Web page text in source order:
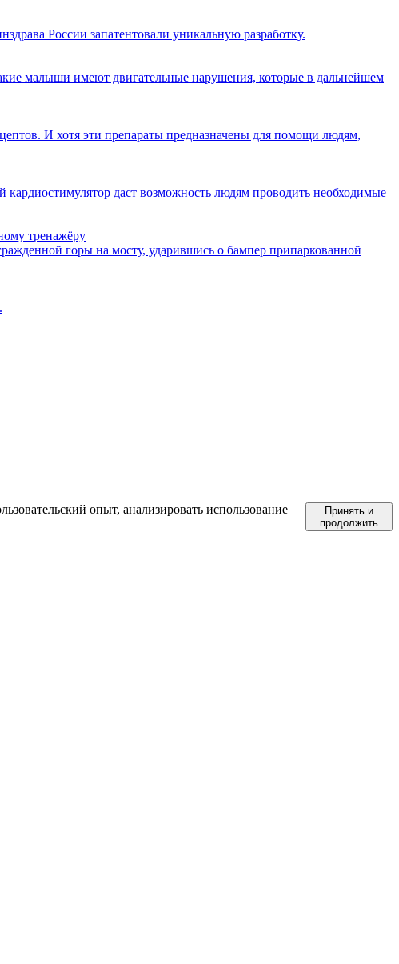
России запатентовали уникальную разработку.
малыши имеют двигательные нарушения, которые в дальнейшем
И хотя эти препараты предназначены для помощи людям,
даст возможность людям проводить необходимые
тренажёру
горы на мосту, ударившись о бампер припаркованной
опыт, анализировать использование
Принять и
продолжить